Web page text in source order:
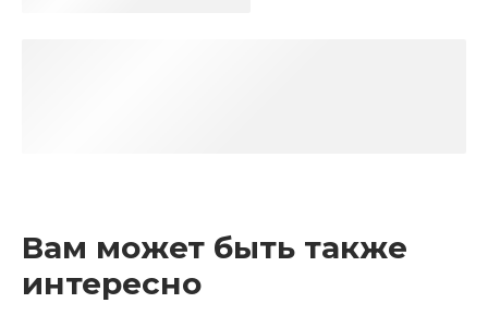
Вам может быть также
интересно